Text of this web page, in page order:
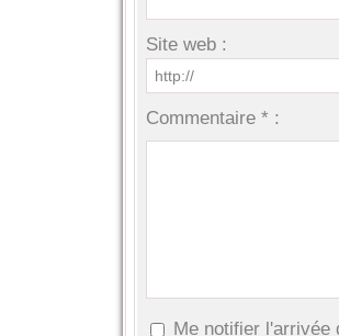
Site web :
Commentaire * :
Me notifier l'arrivée